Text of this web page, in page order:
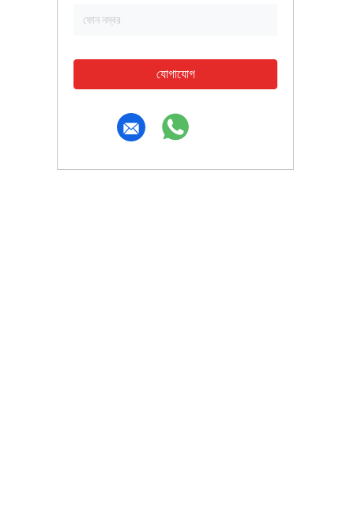
যোগাযোগ